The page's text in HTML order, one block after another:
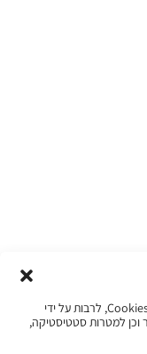
באתר זה נעשה שימוש בטכנולוגיות איסוף מידע כגון Cookies, לרבות על ידי
וכן למטרות סטטיסטיקה,